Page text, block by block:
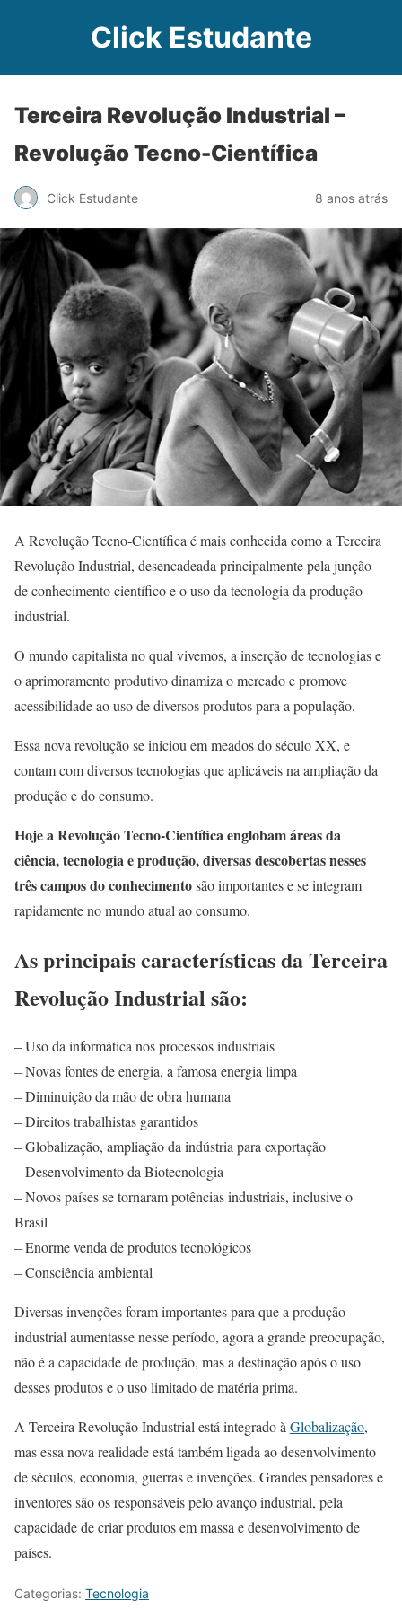
Click Estudante
Terceira Revolução Industrial –
Revolução Tecno-Científica
Click Estudante 8 anos atrás
A Revolução Tecno-Científica é mais conhecida como a Terceira
Revolução Industrial, desencadeada principalmente pela junção
de conhecimento científico e o uso da tecnologia da produção
industrial.
O mundo capitalista no qual vivemos, a inserção de tecnologias e
o aprimoramento produtivo dinamiza o mercado e promove
acessibilidade ao uso de diversos produtos para a população.
Essa nova revolução se iniciou em meados do século XX, e
contam com diversos tecnologias que aplicáveis na ampliação da
produção e do consumo.
Hoje a Revolução Tecno-Científica englobam áreas da
ciência, tecnologia e produção, diversas descobertas nesses
três campos do conhecimentosão importantes e se integram
rapidamente no mundo atual ao consumo.
As principais características da Terceira
Revolução Industrial são:
– Uso da informática nos processos industriais
– Novas fontes de energia, a famosa energia limpa
– Diminuição da mão de obra humana
– Direitos trabalhistas garantidos
– Globalização, ampliação da indústria para exportação
– Desenvolvimento da Biotecnologia
– Novos países se tornaram potências industriais, inclusive o
Brasil
– Enorme venda de produtos tecnológicos
– Consciência ambiental
Diversas invenções foram importantes para que a produção
industrial aumentasse nesse período, agora a grande preocupação,
não é a capacidade de produção, mas a destinação após o uso
desses produtos e o uso limitado de matéria prima.
A Terceira Revolução Industrial está integrado àGlobalização,
mas essa nova realidade está também ligada ao desenvolvimento
de séculos, economia, guerras e invenções. Grandes pensadores e
inventores são os responsáveis pelo avanço industrial, pela
capacidade de criar produtos em massa e desenvolvimento de
países.
Categorias: Tecnologia